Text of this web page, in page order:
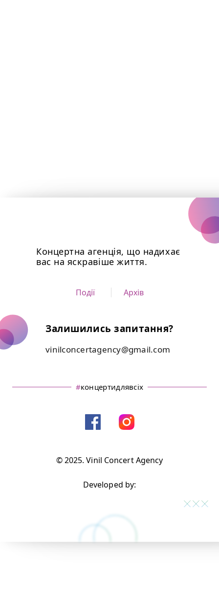
Концертна агенція, що надихає
вас на яскравіше життя.
Події Архів
Залишились запитання?
vinilconcertagency@gmail.com
#концертидлявсіх
© 2025. Vinil Concert Agency
Developed by: